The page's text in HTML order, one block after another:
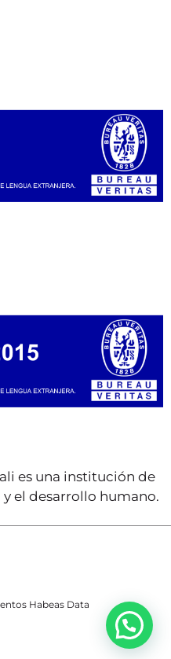
es una institución de
el desarrollo humano.
Habeas Data